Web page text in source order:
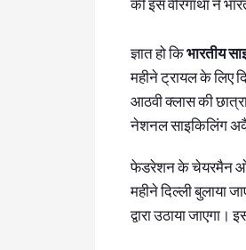
की इस वीरगाथा ने
ज्ञात हो किभारतीय
महीने ट्रायल के लिए
आठवी क्लास की
नेशनल साइकिलिंग
फेडरेशन के चेयरमैन
महीने दिल्ली बुलाया
द्वारा उठाया